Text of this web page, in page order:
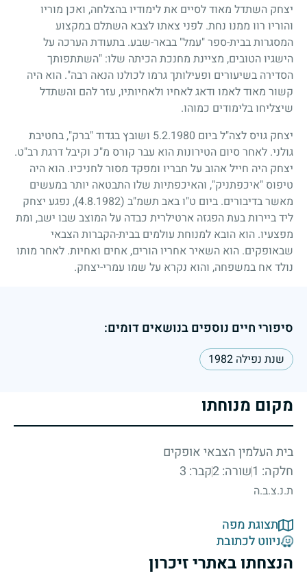
יצחק השתדל מאוד לסיים את לימודיו בהצלחה, ואכן מוריו
והוריו רוו ממנו נחת. לפני צאתו לצבא השתלם במקצוע
המסגרות בבית-ספר "עמל" בבאר-שבע. בתעודת הערכה על
הישגיו הטובים, מציינת מחנכת הכיתה שלו: "השתתפותך
הסדירה בשיעורים ופעילותך גרמו לכולנו הנאה רבה". הוא היה
קשור מאוד לאמו ודאג לאחיו ולאחיותיו, עזר להם והשתדל
שיצליחו בלימודים כמוהו.
יצחק גויס לצה"ל ביום 5.2.1980 ושובץ בגדוד "ברק", בחטיבת
גולני. לאחר סיום הטירונות הוא עבר קורס מ"כ וקיבל דרגת רב"ט.
יצחק היה חייל אהוב על חבריו ומפקד מסור לחניכיו. הוא היה
טיפוס "איכפתניק", והאיכפתיות שלו התבטאה יותר במעשים
מאשר בדיבורים. ביום ט"ו באב תשמ"ב (4.8.1982)
, נפגע יצחק
ליד ביירות בעת הפגזה ארטילרית כבדה על המוצב שבו ישב, ומת
מפצעיו. הוא הובא למנוחת עולמים בבית-הקברות הצבאי
שבאופקים. הוא השאיר אחריו הורים, אחים ואחיות. לאחר מותו
נולד אח במשפחה, והוא נקרא על שמו עמרי-יצחק.
סיפורי חיים נוספים בנושאים דומים:
שנת נפילה 1982
מקום מנוחתו
בית העלמין הצבאי אופקים
חלקה: 1
שורה: 2 קבר: 3
ת.נ.צ.ב.ה
תצוגת מפה
ניווט לכתובת
הנצחתו באתרי זיכרון